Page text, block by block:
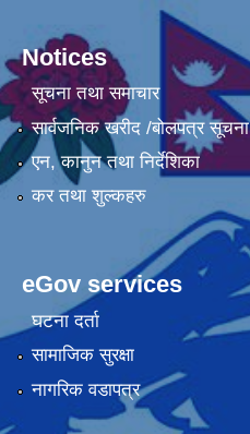
Notices
सूचना तथा समाचार
सार्वजनिक खरीद /बोलपत्र सूचना
एन, कानुन तथा निर्देशिका
कर तथा शुल्कहरु
eGov services
घटना दर्ता
सामाजिक सुरक्षा
नागरिक वडापत्र